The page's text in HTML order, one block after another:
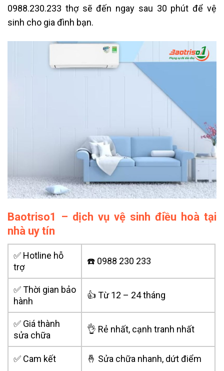
0988.230.233 thợ sẽ đến ngay sau 30 phút để vệ
sinh cho gia đình bạn.
Baotriso1 – dịch vụ vệ sinh điều hoà tại
nhà uy tín
✅ Hotline hỗ
trợ
☎️ 0988 230 233
✅ Thời gian bảo
hành
👍 Từ 12 – 24 tháng
✅ Giá thành
sửa chữa
👌 Rẻ nhất, cạnh tranh nhất
✅ Cam kết 🤞 Sửa chữa nhanh, dứt điểm